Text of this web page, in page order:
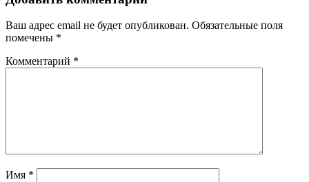
Ваш адрес email не будет опубликован. Обязательные поля
помечены *
Комментарий *
Имя *